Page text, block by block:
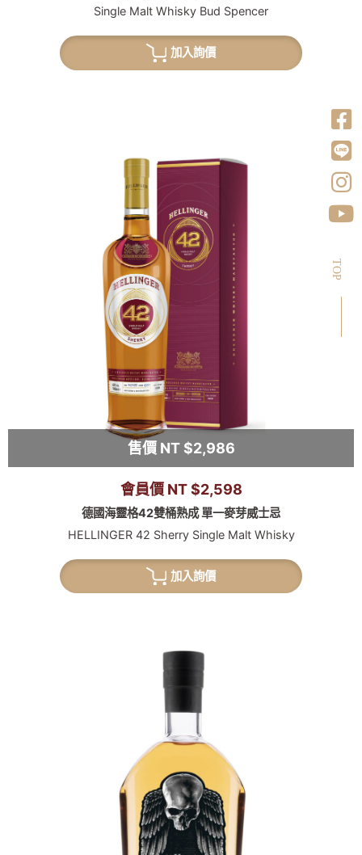
Single Malt Whisky Bud Spencer
加入詢價
售價 NT $2,986
會員價 NT $2,598
德國海靈格42雙桶熟成 單一麥芽威士忌
HELLINGER 42 Sherry Single Malt Whisky
加入詢價
TOP